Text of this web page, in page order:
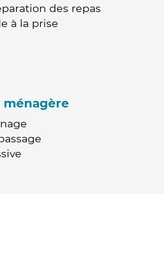
des repas
à la prise
ménagère